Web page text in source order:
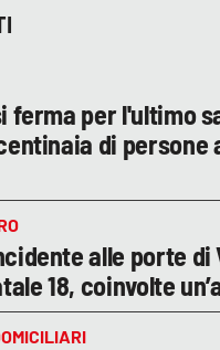
ferma per l'ultimo
di persone
alle porte
18, coinvolte